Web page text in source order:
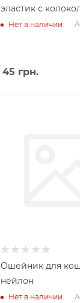
эластик с
Нет в наличии
45 грн.
Ошейник для
нейлон
Нет в наличии